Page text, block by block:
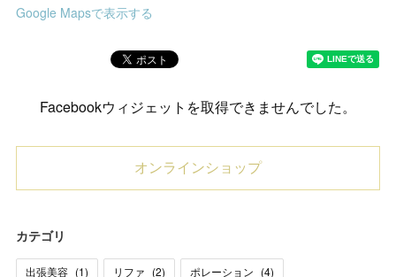
Google Mapsで表示する
Facebookウィジェットを取得できませんでした。
オンラインショップ
カテゴリ
出張美容 (1) リファ (2) ポレーション (4)